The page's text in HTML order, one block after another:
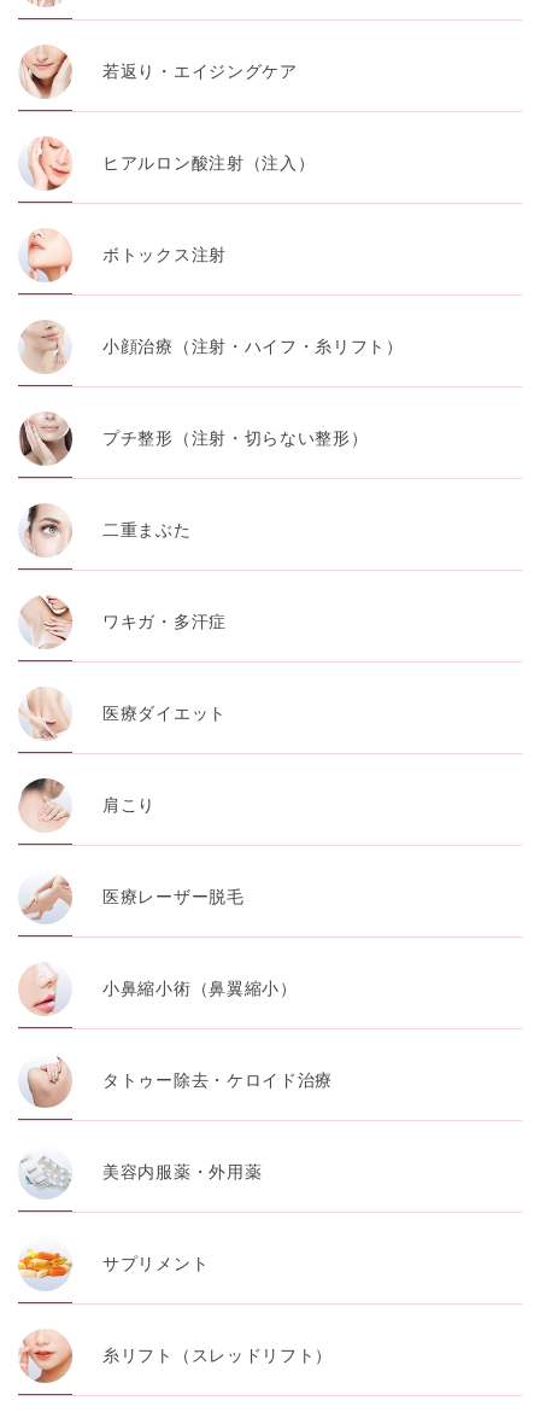
若返り・エイジングケア
ヒアルロン酸注射（注入）
ボトックス注射
小顔治療（注射・ハイフ・糸リフト）
プチ整形（注射・切らない整形）
二重まぶた
ワキガ・多汗症
医療ダイエット
肩こり
医療レーザー脱毛
小鼻縮小術（鼻翼縮小）
タトゥー除去・ケロイド治療
美容内服薬・外用薬
サプリメント
糸リフト（スレッドリフト）